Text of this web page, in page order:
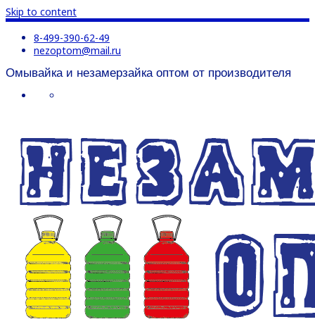
Skip to content
8-499-390-62-49
nezoptom@mail.ru
Омывайка и незамерзайка оптом от производителя